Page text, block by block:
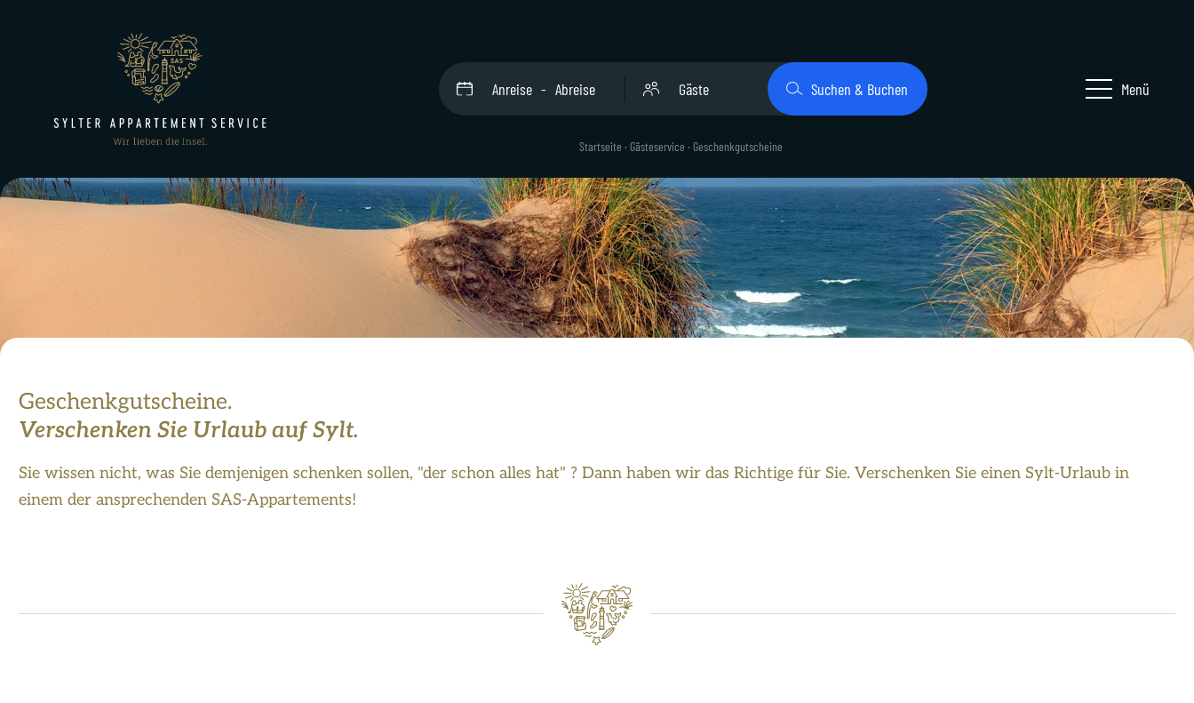
Anreise Abreise Gäste Suchen & Buchen
Startseite · Gästeservice · Geschenkgutscheine
Menü
Geschenkgutscheine.
Verschenken Sie Urlaub auf Sylt.
Sie wissen nicht, was Sie demjenigen schenken sollen, "der schon alles hat" ? Dann haben wir das Richtige für Sie. Verschenken Sie einen Sylt-Urlaub in
einem der ansprechenden SAS-Appartements!